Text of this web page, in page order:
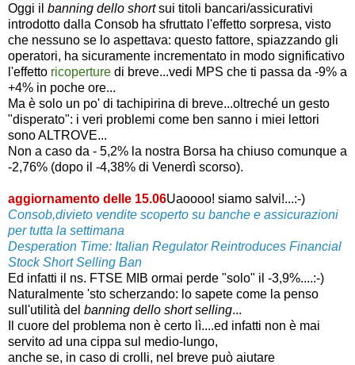
Oggi il banning dello shortsui titoli bancari/assicurativi
introdotto dalla Consob ha sfruttato l'effetto sorpresa, visto
che nessuno se lo aspettava: questo fattore, spiazzando gli
operatori, ha sicuramente incrementato in modo significativo
l'effetto ricoperture di breve...vedi MPS che ti passa da -9% a
+4% in poche ore...
Ma è solo un po' di tachipirina di breve...oltreché un gesto
"disperato": i veri problemi come ben sanno i miei lettori
sono ALTROVE...
Non a caso da - 5,2% la nostra Borsa ha chiuso comunque a
-2,76% (dopo il -4,38% di Venerdì scorso).
aggiornamento delle 15.06Uaoooo! siamo salvi!...:-)
Consob,divieto vendite scoperto su banche e assicurazioni
per tutta la settimana
Desperation Time: Italian Regulator Reintroduces Financial
Stock Short Selling Ban
Ed infatti il ns. FTSE MIB ormai perde "solo" il -3,9%....:-)
Naturalmente 'sto scherzando: lo sapete come la penso
sull'utilità del banning dello short selling...
Il cuore del problema non è certo lì....ed infatti non è mai
servito ad una cippa sul medio-lungo,
anche se, in caso di crolli, nel breve può aiutare